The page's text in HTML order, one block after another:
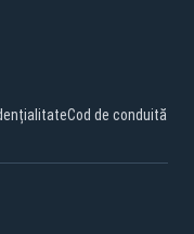
Cod de conduită